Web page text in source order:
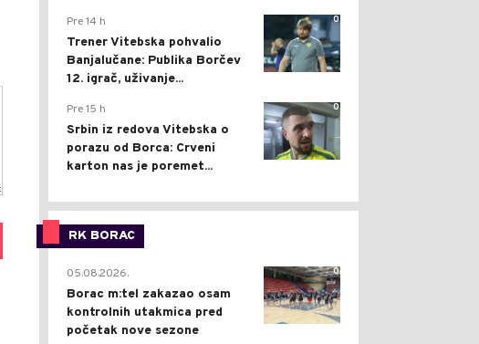
0
Pre 14 h
Trener Vitebska pohvalio
Banjalučane: Publika Borčev
12. igrač, uživanje...
0
Pre 15 h
Srbin iz redova Vitebska o
porazu od Borca: Crveni
karton nas je poremet...
RK BORAC
0
05.08.2026.
Borac m:tel zakazao osam
kontrolnih utakmica pred
početak nove sezone